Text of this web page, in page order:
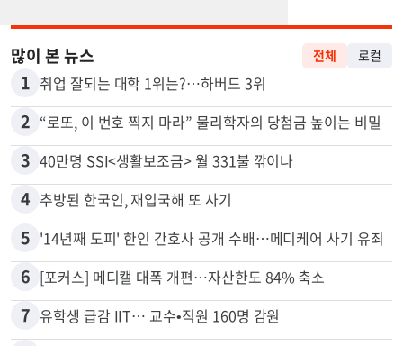
1 취업 잘되는 대학 1위는?…하버드 3위
2 “로또, 이 번호 찍지 마라” 물리학자의 당첨금 높이는 비밀
3 40만명 SSI<생활보조금> 월 331불 깎이나
4 추방된 한국인, 재입국해 또 사기
5 '14년째 도피' 한인 간호사 공개 수배…메디케어 사기 유죄
6 [포커스] 메디캘 대폭 개편…자산한도 84% 축소